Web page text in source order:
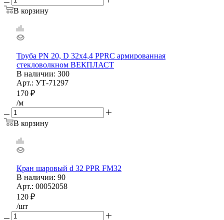
В корзину
Труба PN 20, D 32х4,4 PPRС армированная
стекловолкном ВЕКПЛАСТ
В наличии: 300
Арт.: УТ-71297
170 ₽
/м
В корзину
Кран шаровый d 32 PPR FM32
В наличии: 90
Арт.: 00052058
120 ₽
/шт